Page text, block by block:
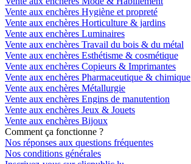
Vente aux enchères Hygiène et propreté
Vente aux enchères Horticulture & jardins
Vente aux enchères Luminaires
Vente aux enchères Travail du bois & du métal
Vente aux enchères Esthétisme & cosmétique
Vente aux enchères Copieurs & Imprimantes
Vente aux enchères Pharmaceutique & chimique
Vente aux enchères Métallurgie
Vente aux enchères Engins de manutention
Vente aux enchères Jeux & Jouets
Vente aux enchères Bijoux
Comment ça fonctionne ?
Nos réponses aux questions fréquentes
Nos conditions générales